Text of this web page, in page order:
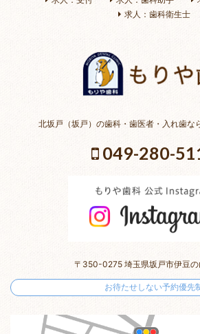
求人：歯科衛生士
北坂戸（坂戸）の歯科・歯医者・入れ歯な
049-280-
〒350-0275 埼玉県坂戸市伊豆
お待たせしない予約優先